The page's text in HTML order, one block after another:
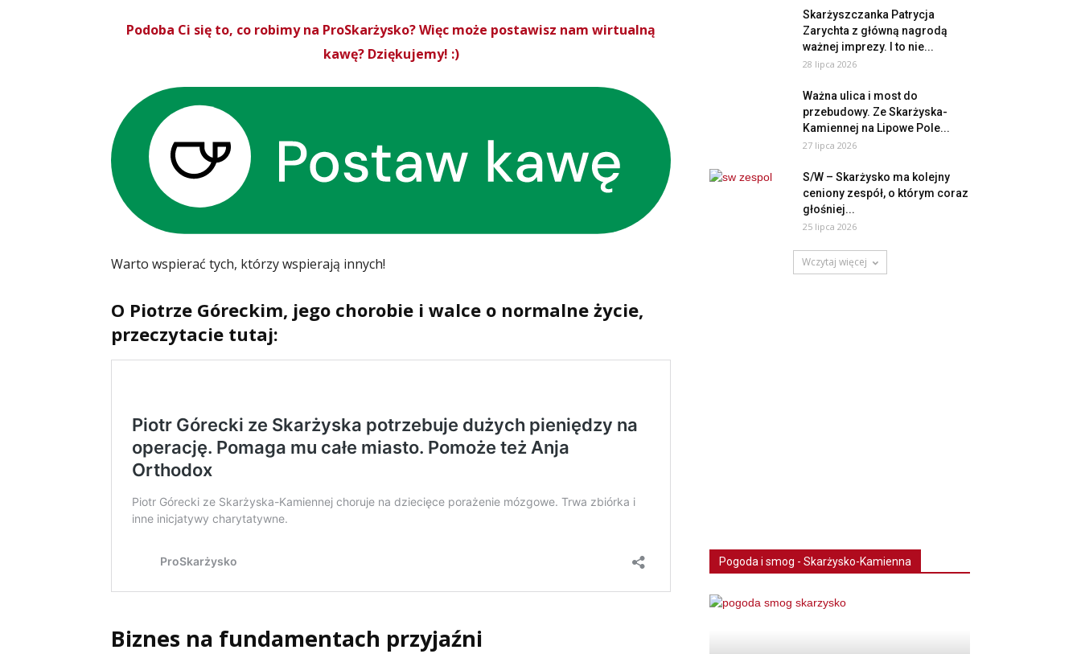
Podoba Ci się to, co robimy na ProSkarżysko? Więc może postawisz nam wirtualną
kawę? Dziękujemy! :)
Warto wspierać tych, którzy wspierają innych!
O Piotrze Góreckim, jego chorobie i walce o normalne życie,
przeczytacie tutaj:
Biznes na fundamentach przyjaźni
Skarżyszczanka Patrycja
Zarychta z główną nagrodą
ważnej imprezy. I to nie...
28 lipca 2026
Ważna ulica i most do
przebudowy. Ze Skarżyska-
Kamiennej na Lipowe Pole...
27 lipca 2026
S/W – Skarżysko ma kolejny
ceniony zespół, o którym coraz
głośniej...
25 lipca 2026
Wczytaj więcej
Pogoda i smog - Skarżysko-Kamienna